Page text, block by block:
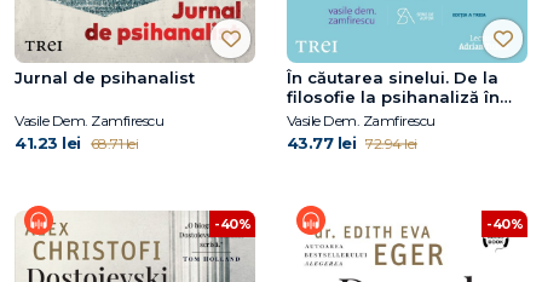
Jurnal de psihanalist
Vasile Dem. Zamfirescu
41.23 lei 68.71 lei
În căutarea sinelui. De la
filosofie la psihanaliză în
comunism
Vasile Dem. Zamfirescu
43.77 lei 72.94 lei
-40% -40%